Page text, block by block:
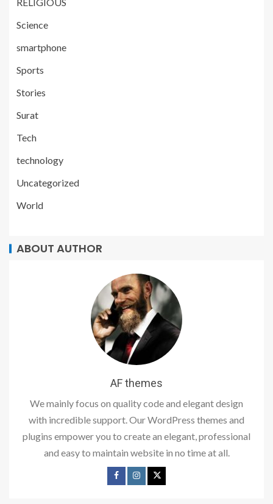
Science
smartphone
Sports
Stories
Surat
Tech
technology
Uncategorized
World
ABOUT AUTHOR
AF themes
We mainly focus on quality code and elegant design
with incredible support. Our WordPress themes and
plugins empower you to create an elegant, professional
and easy to maintain website in no time at all.